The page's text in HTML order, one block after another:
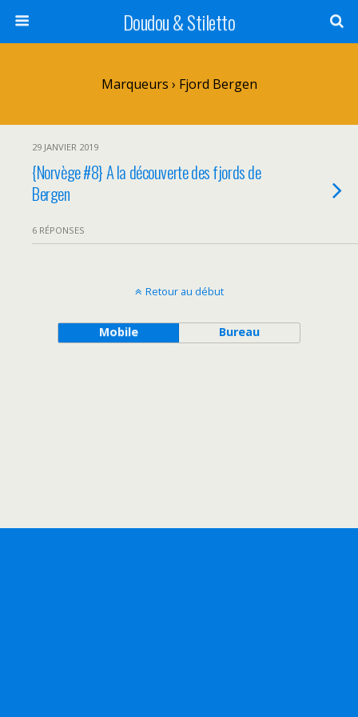
Doudou & Stiletto
Marqueurs › Fjord Bergen
29 JANVIER 2019
{Norvège #8} A la découverte des fjords de
Bergen
6 RÉPONSES
Retour au début
Mobile Bureau